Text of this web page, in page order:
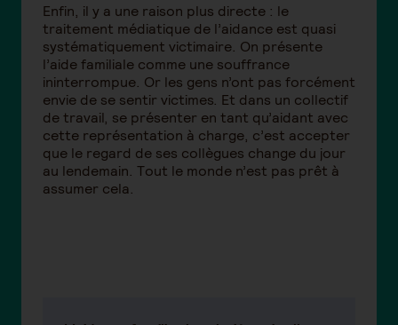
Enfin, il y a une raison plus directe : le
traitement médiatique de l’aidance est quasi
systématiquement victimaire. On présente
l’aide familiale comme une souffrance
ininterrompue. Or les gens n’ont pas forcément
envie de se sentir victimes. Et dans un collectif
de travail, se présenter en tant qu’aidant avec
cette représentation à charge, c’est accepter
que le regard de ses collègues change du jour
au lendemain. Tout le monde n’est pas prêt à
assumer cela.